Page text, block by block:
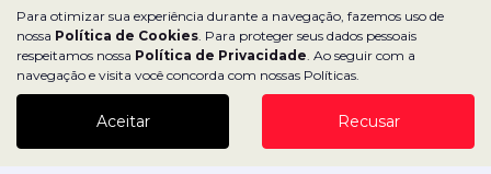
Dealerspace SA
CNPJ: 43.970.000/0001-27
Para otimizar sua experiência durante a navegação, fazemos uso de
nossa Política de Cookies. Para proteger seus dados pessoais
respeitamos nossa Política de Privacidade. Ao seguir com a
navegação e visita você concorda com nossas Políticas.
Aceitar Recusar